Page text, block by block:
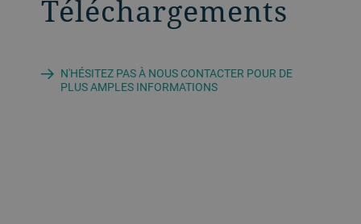
Téléchargements
N'HÉSITEZ PAS À NOUS CONTACTER POUR DE
PLUS AMPLES INFORMATIONS